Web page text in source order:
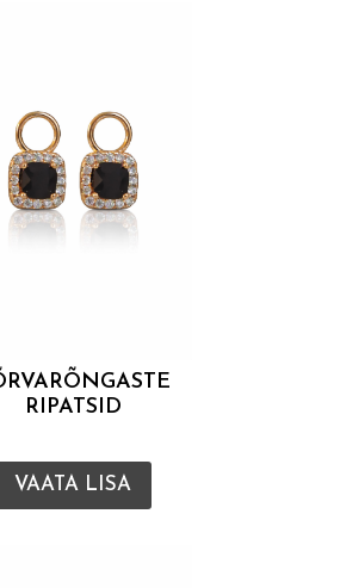
RIPATSID
VAATA LISA